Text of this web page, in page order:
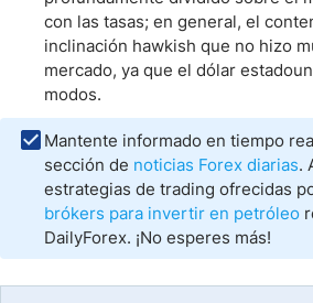
con las tasas; en general, el
inclinación hawkish que no hizo
mercado, ya que el dólar
modos.
Mantente informado en tiempo
sección de noticias Forex diarias.
estrategias de trading ofrecidas
brókers para invertir en petróleo
DailyForex. ¡No esperes más!